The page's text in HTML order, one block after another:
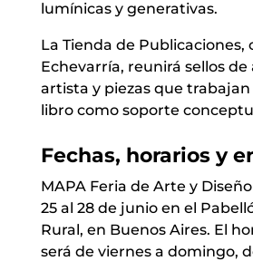
lumínicas y generativas.
La Tienda de Publicaciones,
Echevarría, reunirá sellos de
artista y piezas que
libro como soporte
Fechas, horarios y
MAPA Feria de Arte y
25 al 28 de junio en el
Rural, en Buenos Aires. El
será de viernes a domingo,